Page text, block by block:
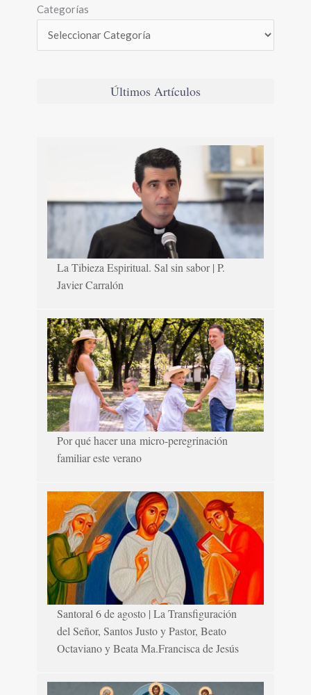
Categorías
Últimos Artículos
La Tibieza Espiritual. Sal sin sabor | P.
Javier Carralón
Por qué hacer una micro-peregrinación
familiar este verano
Santoral 6 de agosto | La Transfiguración
del Señor, Santos Justo y Pastor, Beato
Octaviano y Beata Ma.Francisca de Jesús